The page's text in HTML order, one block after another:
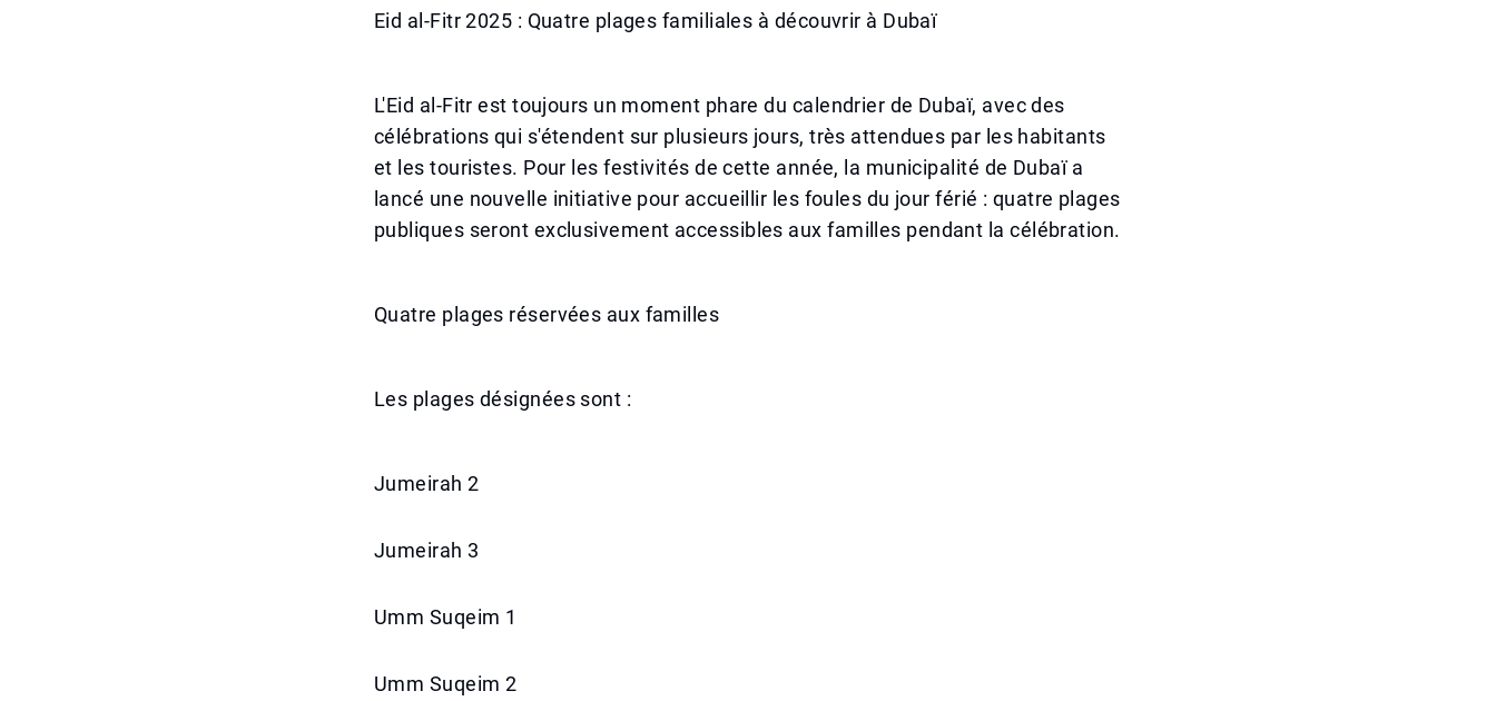
Eid al-Fitr 2025 : Quatre plages familiales à découvrir à Dubaï
L'Eid al-Fitr est toujours un moment phare du calendrier de Dubaï, avec des
célébrations qui s'étendent sur plusieurs jours, très attendues par les habitants
et les touristes. Pour les festivités de cette année, la municipalité de Dubaï a
lancé une nouvelle initiative pour accueillir les foules du jour férié : quatre plages
publiques seront exclusivement accessibles aux familles pendant la célébration.
Quatre plages réservées aux familles
Les plages désignées sont :
Jumeirah 2
Jumeirah 3
Umm Suqeim 1
Umm Suqeim 2